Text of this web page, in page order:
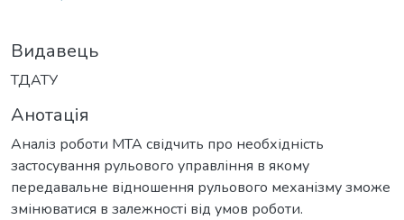
Видавець
ТДАТУ
Анотація
Аналіз роботи МТА свідчить про необхідність
застосування рульового управління в якому
передавальне відношення рульового механізму зможе
змінюватися в залежності від умов роботи.